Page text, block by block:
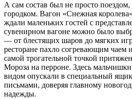
А сам состав был не просто
городком. Вагон «Снежная
ждали маленьких гостей с
сувенирном вагоне можно было
— от блестящих шаров до мягких
ресторане пахло согревающим
самой трогательной точкой
Мороза на перроне. Здесь
видом опускали в специальный
письмами, доверяя главному
надежды.